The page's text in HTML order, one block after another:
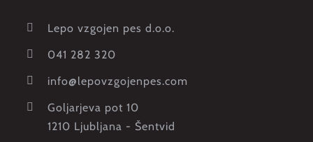
Lepo vzgojen pes d.o.o.
041 282 320
info@lepovzgojenpes.com
Goljarjeva pot 10
1210 Ljubljana - Šentvid